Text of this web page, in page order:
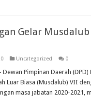
Gelar
Uncategorized 0
Dewan Pimpinan Daerah
Luar Biasa (Musdalub) VII
masa jabatan 2020-2021,